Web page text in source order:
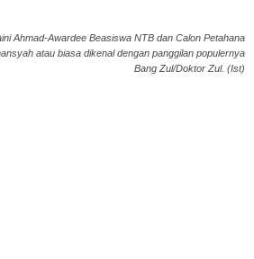
Ahmad-Awardee Beasiswa NTB dan Calon Petahana
atau biasa dikenal dengan panggilan populernya
Bang Zul/Doktor Zul. (Ist)